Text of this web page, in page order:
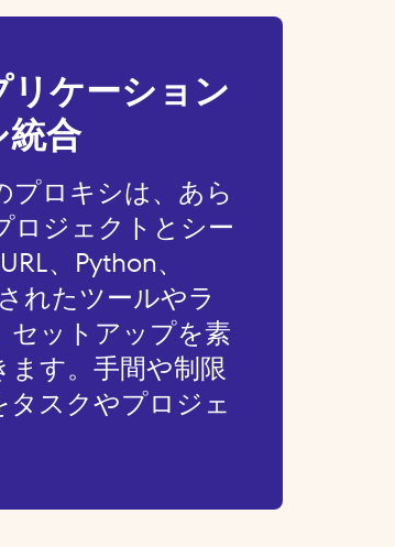
ケーション
統合
プロキシは、あら
ロジェクトとシー
、Python、
れたツールやラ
セットアップを素
す。手間や制限
スクやプロジェ